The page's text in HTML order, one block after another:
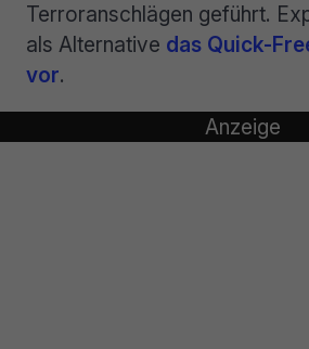
Terroranschlägen geführt.
als Alternative das Quick-
vor.